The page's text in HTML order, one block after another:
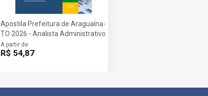
Apostila Prefeitura de Araguaína-
TO 2026 - Analista Administrativo
A partir de
R$ 54,87